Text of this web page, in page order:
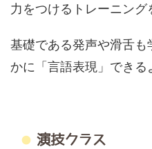
力をつけるトレーニング
基礎である発声や滑舌
かに「言語表現」できる
演技クラス